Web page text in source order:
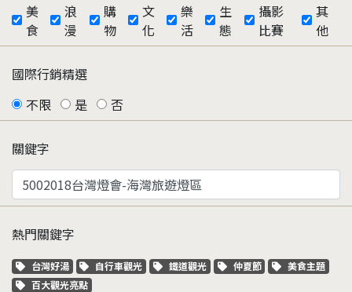
美
食
浪
漫
購
物
文
化
樂
活
生
態
攝影
比賽
其
他
國際行銷精選
不限
是 否
關鍵字
熱門關鍵字
關鍵字標籤
台灣好湯 關鍵字標籤
自行車觀光 關鍵字標籤
鐵道觀光 關鍵字標籤
仲夏節 關鍵字標籤
美食主題
關鍵字標籤
百大觀光亮點